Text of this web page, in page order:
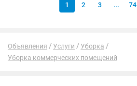
1 2 3 ... 74
Объявления Услуги
Уборка
Уборка коммерческих помещений